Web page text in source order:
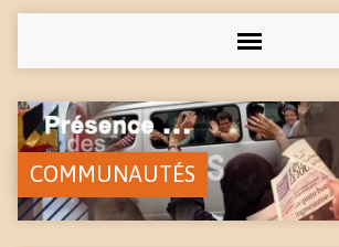
COMMUNAUTÉS